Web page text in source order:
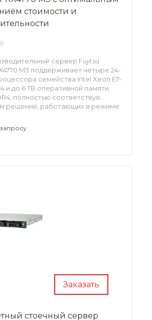
стоимости и
сервер Fujitsu
M3 поддерживает четыре 24-
семейства Intel Xeon E7-
и до 6 TB оперативной памяти
полностью соответствуя
решений, работающих в режиме
Заказать
стоечный сервер